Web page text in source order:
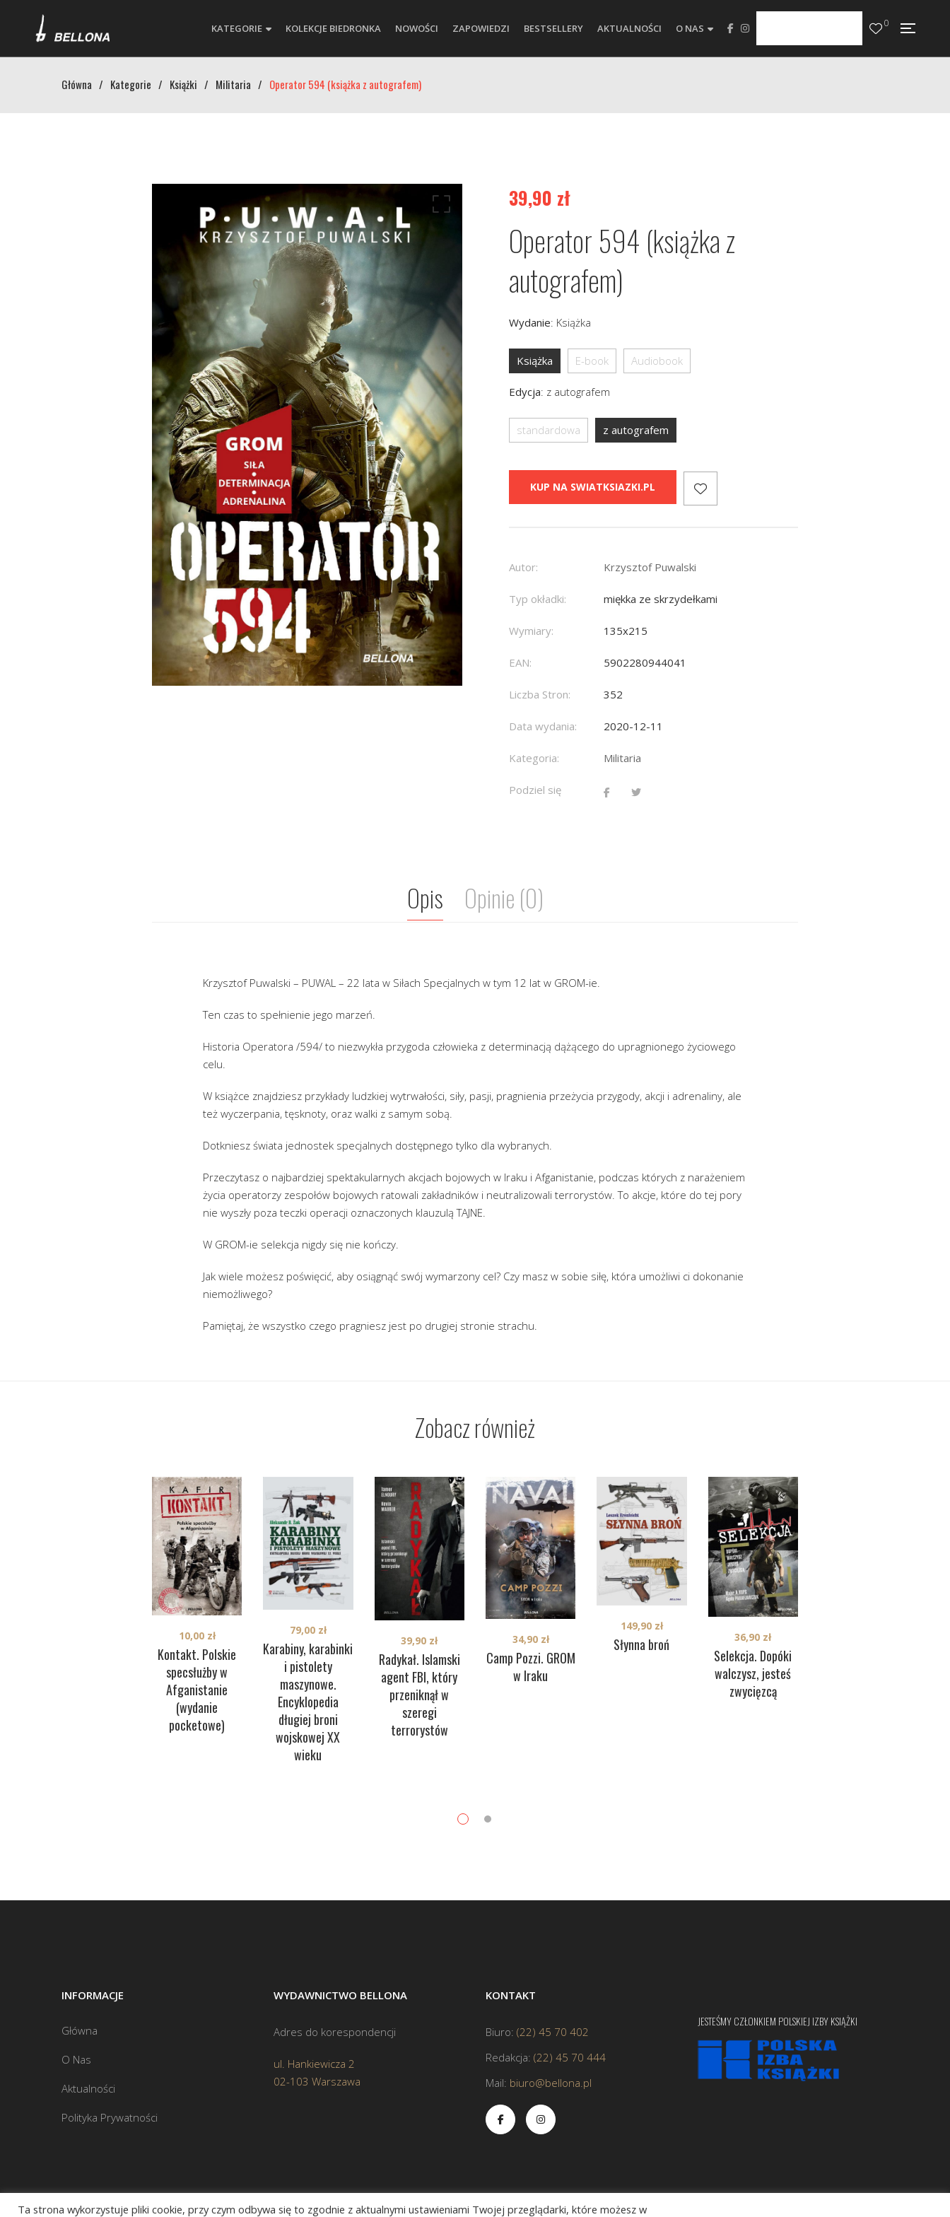
KATEGORIE KOLEKCJE BIEDRONKA NOWOŚCI ZAPOWIEDZI BESTSELLERY AKTUALNOŚCI O NAS 0
Główna / Kategorie / Książki / Militaria / Operator 594 (książka z autografem)
39,90 zł
Operator 594 (książka z
autografem)
Wydanie: Książka
Książka E-book Audiobook
Edycja: z autografem
standardowa z autografem
KUP NA SWIATKSIAZKI.PL
Autor: Krzysztof Puwalski
Typ okładki: miękka ze skrzydełkami
Wymiary: 135x215
EAN: 5902280944041
Liczba Stron: 352
Data wydania: 2020-12-11
Kategoria: Militaria
Podziel się
Opis Opinie (0)
Krzysztof Puwalski – PUWAL – 22 lata w Siłach Specjalnych w tym 12 lat w GROM-ie.
Ten czas to spełnienie jego marzeń.
Historia Operatora /594/ to niezwykła przygoda człowieka z determinacją dążącego do upragnionego życiowego
celu.
W książce znajdziesz przykłady ludzkiej wytrwałości, siły, pasji, pragnienia przeżycia przygody, akcji i adrenaliny, ale
też wyczerpania, tęsknoty, oraz walki z samym sobą.
Dotkniesz świata jednostek specjalnych dostępnego tylko dla wybranych.
Przeczytasz o najbardziej spektakularnych akcjach bojowych w Iraku i Afganistanie, podczas których z narażeniem
życia operatorzy zespołów bojowych ratowali zakładników i neutralizowali terrorystów. To akcje, które do tej pory
nie wyszły poza teczki operacji oznaczonych klauzulą TAJNE.
W GROM-ie selekcja nigdy się nie kończy.
Jak wiele możesz poświęcić, aby osiągnąć swój wymarzony cel? Czy masz w sobie siłę, która umożliwi ci dokonanie
niemożliwego?
Pamiętaj, że wszystko czego pragniesz jest po drugiej stronie strachu.
Zobacz również
Kontakt. Polskie
specsłużby w
Afganistanie
(wydanie
pocketowe)
10,00 zł
Karabiny, karabinki
i pistolety
maszynowe.
Encyklopedia
długiej broni
wojskowej XX
wieku
79,00 zł
Radykał. Islamski
agent FBI, który
przeniknął w
szeregi
terrorystów
39,90 zł
Camp Pozzi. GROM
w Iraku
34,90 zł Słynna broń
149,90 zł
Selekcja. Dopóki
walczysz, jesteś
zwycięzcą
36,90 zł
INFORMACJE
Główna
O Nas
Aktualności
Polityka Prywatności
WYDAWNICTWO BELLONA
Adres do korespondencji
ul. Hankiewicza 2
02-103 Warszawa
KONTAKT
Biuro: (22) 45 70 402
Redakcja: (22) 45 70 444
Mail: biuro@bellona.pl
JESTEŚMY CZŁONKIEM POLSKIEJ IZBY KSIĄŻKI
Ta strona wykorzystuje pliki cookie, przy czym odbywa się to zgodnie z aktualnymi ustawieniami Twojej przeglądarki, które możesz w